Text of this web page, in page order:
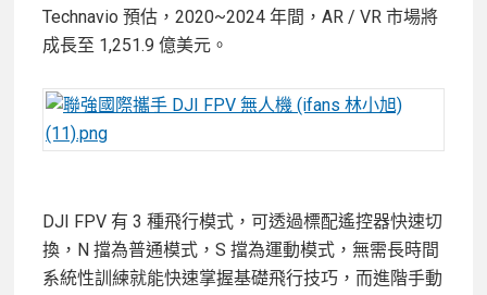
Technavio 預估，2020~2024 年間，AR / VR 市場將
成長至 1,251.9 億美元。
DJI FPV 有 3 種飛行模式，可透過標配遙控器快速切
換，N 擋為普通模式，S 擋為運動模式，無需長時間
系統性訓練就能快速掌握基礎飛行技巧，而進階手動